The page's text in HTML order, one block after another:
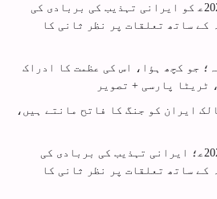
حصۂ سوئم | 7 اپریل 2026ع‍ کو ایرانی تہذیب کی بربادی کی
کے ساتھ تعلقات پر نظر ثانی کا
جو کچھ ہؤا، اس کی عظمت کا ادراک
ٹریٹا پارسی + تصویر
ایران کو جنگ کا فاتح مانتے ہیں،
حصۂ دوئم | 7 اپریل 2026ع‍؛ ایرانی تہذیب کی بربادی کی
کے ساتھ تعلقات پر نظر ثانی کا